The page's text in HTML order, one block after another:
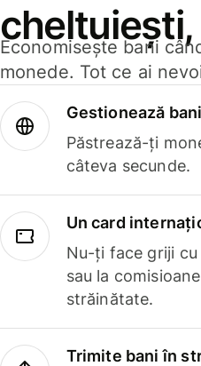
Economisește bani
monede. Tot ce ai
Gestionează
Păstrează-ți
câteva secunde.
Un card
Nu-ți face griji cu
sau la
străinătate.
Trimite bani în